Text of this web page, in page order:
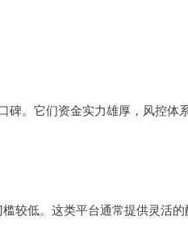
。它们资金实力雄厚，风控体
较低。这类平台通常提供灵活